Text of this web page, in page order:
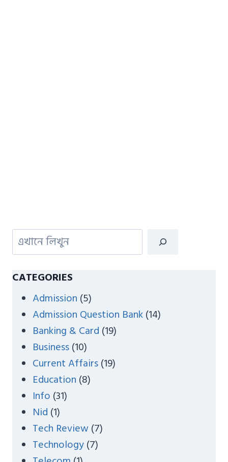
e
h
CATEGORIES
Admission (5)
Admission Question Bank(14)
Banking & Card (19)
Business(10)
Current Affairs(19)
Education (8)
Info (31)
Nid (1)
Tech Review(7)
Technology(7)